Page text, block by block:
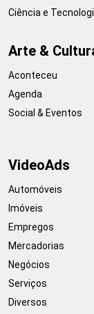
Ciência e
Arte &
Aconteceu
Agenda
Social & Eventos
VideoAds
Automóveis
Imóveis
Empregos
Mercadorias
Negócios
Serviços
Diversos